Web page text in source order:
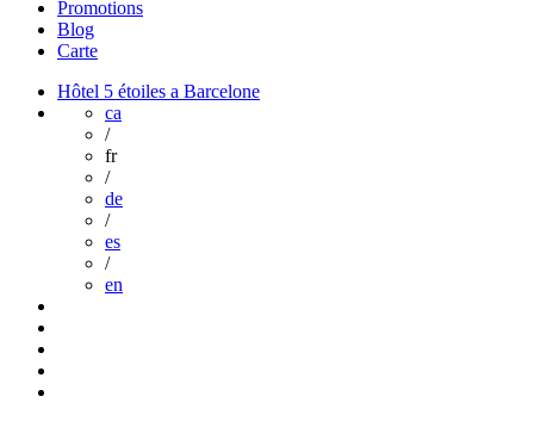
Promotions
Blog
Carte
Hôtel 5 étoiles a Barcelone
ca
/
fr
/
de
/
es
/
en